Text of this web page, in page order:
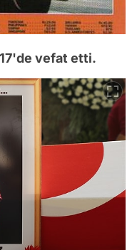
vefat etti.